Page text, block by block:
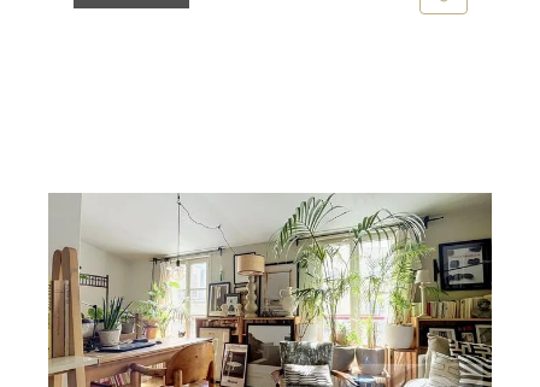
36,48 m , 2 pièces
Ref : 27858
Appartement Studio à vendre
393 100 €